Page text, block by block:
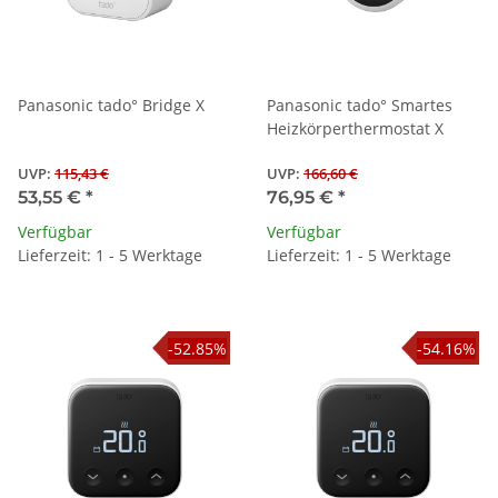
Panasonic tado° Bridge X
UVP: 115,43 €
53,55 € *
Verfügbar
Lieferzeit: 1 - 5 Werktage
Panasonic tado° Smartes
Heizkörperthermostat X
UVP: 166,60 €
76,95 € *
Verfügbar
Lieferzeit: 1 - 5 Werktage
-52.85% -54.16%